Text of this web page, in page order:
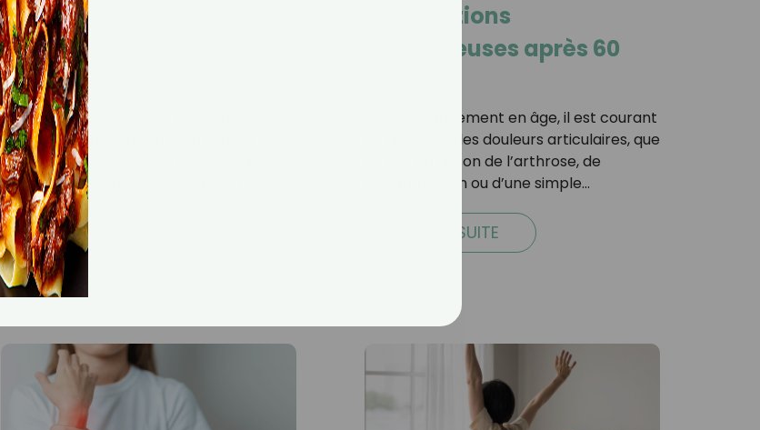
comment elle a retrouvé
sa mobilité et son énergie
grâce à CROQ’
Les douleurs articulaires peuvent
rapidement devenir un frein à la vie
quotidienne. Monter des escaliers, porter
ses courses, se promener ou même
cuisiner…
LIRE LA SUITE
articulations
douloureuses après 60
Avec l’avancement en âge, il est courant
de ressentir des douleurs articulaires, que
ce soit en raison de l’arthrose, de
l’inflammation ou d’une simple…
LIRE LA SUITE